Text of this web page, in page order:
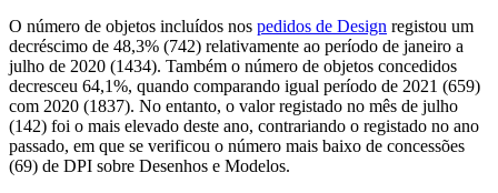
O número de objetos incluídos nos pedidos de Design registou um
decréscimo de 48,3% (742) relativamente ao período de janeiro a
julho de 2020 (1434). Também o número de objetos concedidos
decresceu 64,1%, quando comparando igual período de 2021 (659)
com 2020 (1837). No entanto, o valor registado no mês de julho
(142) foi o mais elevado deste ano, contrariando o registado no ano
passado, em que se verificou o número mais baixo de concessões
(69) de DPI sobre Desenhos e Modelos.